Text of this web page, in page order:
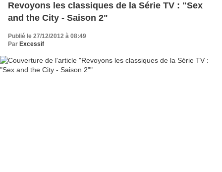
Revoyons les classiques de la Série TV : "Sex
and the City - Saison 2"
Publié le 27/12/2012 à 08:49
Par Excessif